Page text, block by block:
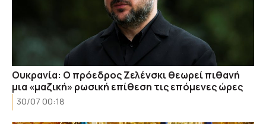
Ουκρανία: Ο πρόεδρος Ζελένσκι θεωρεί πιθανή
μια «μαζική» ρωσική επίθεση τις επόμενες ώρες
30/07 00:18